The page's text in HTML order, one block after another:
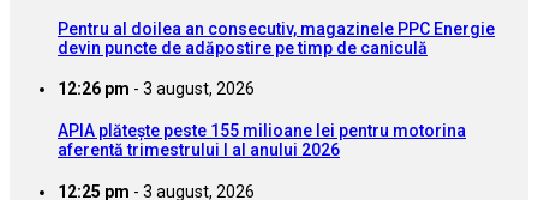
Pentru al doilea an consecutiv, magazinele PPC Energie
devin puncte de adăpostire pe timp de caniculă
12:26 pm - 3 august, 2026
APIA plătește peste 155 milioane lei pentru motorina
aferentă trimestrului I al anului 2026
12:25 pm - 3 august, 2026